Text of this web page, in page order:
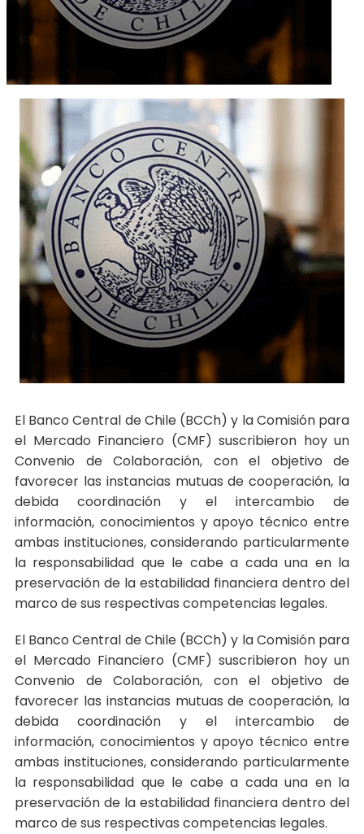
El Banco Central de Chile (BCCh) y la Comisión para
el Mercado Financiero (CMF) suscribieron hoy un
Convenio de Colaboración, con el objetivo de
favorecer las instancias mutuas de cooperación, la
debida coordinación y el intercambio de
información, conocimientos y apoyo técnico entre
ambas instituciones, considerando particularmente
la responsabilidad que le cabe a cada una en la
preservación de la estabilidad financiera dentro del
marco de sus respectivas competencias legales.
El Banco Central de Chile (BCCh) y la Comisión para
el Mercado Financiero (CMF) suscribieron hoy un
Convenio de Colaboración, con el objetivo de
favorecer las instancias mutuas de cooperación, la
debida coordinación y el intercambio de
información, conocimientos y apoyo técnico entre
ambas instituciones, considerando particularmente
la responsabilidad que le cabe a cada una en la
preservación de la estabilidad financiera dentro del
marco de sus respectivas competencias legales.